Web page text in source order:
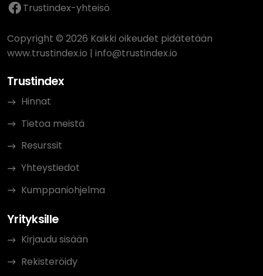
Trustindex-yhteisö
Copyright © 2026 Kaikki oikeudet pidätetään
www.trustindex.io | info@trustindex.io
Trustindex
Hinnat
Tietoa meistä
Resurssit
Yhteystiedot
Kumppaniohjelma
Yrityksille
Kirjaudu sisään
Rekisteröidy